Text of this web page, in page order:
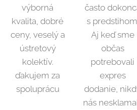
výborná
kvalita, dobré
ceny, veselý a
ústretový
kolektív.
ďakujem za
spoluprácu
často
s
Aj keď sme
občas
potrebovali
expres
dodanie,
nás